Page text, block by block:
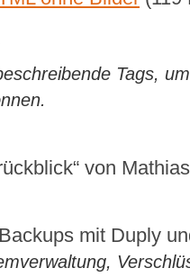
Tags,
von
mit Duply